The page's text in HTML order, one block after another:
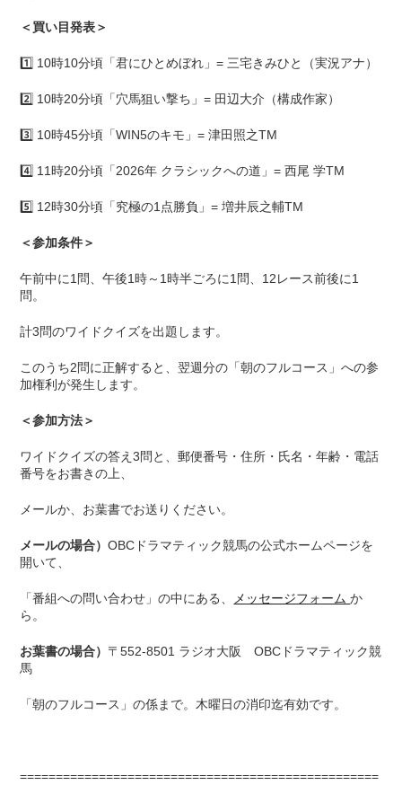
＜買い目発表＞
1️⃣ 10時10分頃「君にひとめぼれ」= 三宅きみひと（実況アナ）
2️⃣ 10時20分頃「穴馬狙い撃ち」= 田辺大介（構成作家）
3️⃣ 10時45分頃「WIN5のキモ」= 津田照之TM
4️⃣ 11時20分頃「2026年 クラシックへの道」= 西尾 学TM
5️⃣ 12時30分頃「究極の1点勝負」= 増井辰之輔TM
＜参加条件＞
午前中に1問、午後1時～1時半ごろに1問、12レース前後に1
問。
計3問のワイドクイズを出題します。
このうち2問に正解すると、翌週分の「朝のフルコース」への参
加権利が発生します。
＜参加方法＞
ワイドクイズの答え3問と、郵便番号・住所・氏名・年齢・電話
番号をお書きの上、
メールか、お葉書でお送りください。
メールの場合）OBCドラマティック競馬の公式ホームページを
開いて、
「番組への問い合わせ」の中にある、 メッセージフォームか
ら。
お葉書の場合） 〒552-8501 ラジオ大阪 OBCドラマティック競
馬
「朝のフルコース」の係まで。木曜日の消印迄有効です。
==================================================